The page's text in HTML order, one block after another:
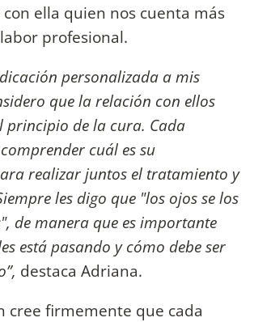
con ella quien nos cuenta más
profesional.
personalizada a mis
que la relación con ellos
principio de la cura. Cada
cuál es su
realizar juntos el tratamiento y
les digo que "los ojos se los
de manera que es importante
está pasando y cómo debe ser
destaca Adriana.
cree firmemente que cada